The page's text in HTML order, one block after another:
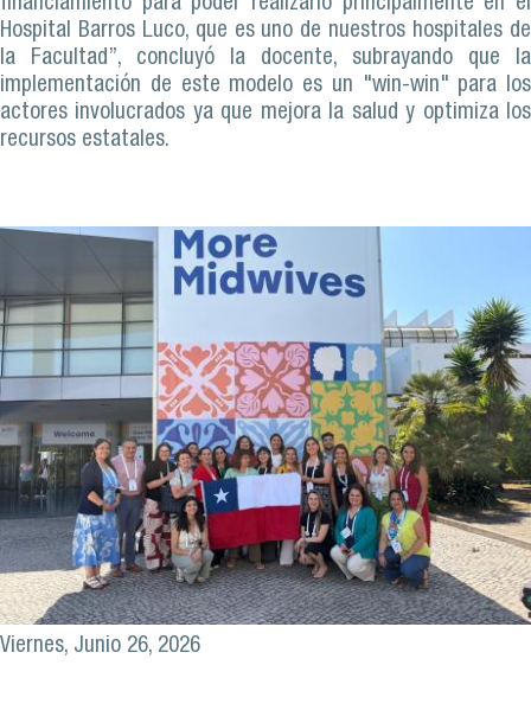
Hospital Barros Luco, que es uno de nuestros hospitales de
la Facultad”, concluyó la docente, subrayando que la
implementación de este modelo es un "win-win" para los
actores involucrados ya que mejora la salud y optimiza los
recursos estatales.
Viernes, Junio 26, 2026